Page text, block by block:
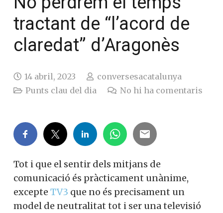
tractant de “l’acord de
claredat” d’Aragonès
14 abril, 2023
conversesacatalunya
Punts clau del dia
No hi ha comentaris
Tot i que el sentir dels mitjans de
comunicació és pràcticament unànime,
excepte TV3 que no és precisament un
model de neutralitat tot i ser una televisió